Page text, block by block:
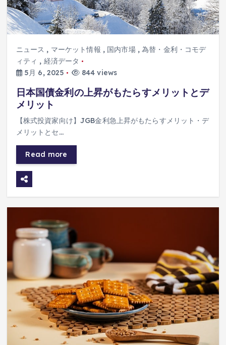
ニュース , マーケット情報 , 国内市場,為替・金利・コモデ
ィティ , 経済データ
5月 6, 2025
844 views
日本国債金利の上昇がもたらすメリットとデ
メリット
【株式投資家向け】JGB金利急上昇がもたらすメリット・デ
メリットとセ…
Read more